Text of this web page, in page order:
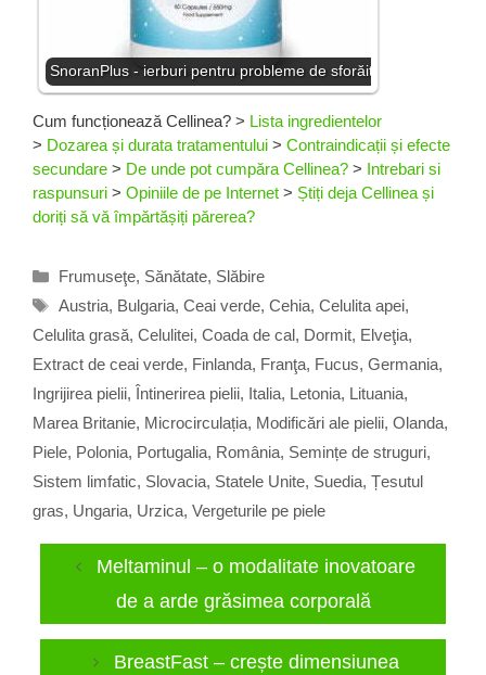
SnoranPlus - ierburi pentru probleme de sforăit
Cum funcționează Cellinea? > Lista ingredientelor
> Dozarea și durata tratamentului > Contraindicații și efecte
secundare > De unde pot cumpăra Cellinea? > Intrebari si
raspunsuri > Opiniile de pe Internet > Știți deja Cellinea și
doriți să vă împărtășiți părerea?
Categorii
Frumuseţe, Sănătate, Slăbire
Etichete
Austria, Bulgaria, Ceai verde, Cehia, Celulita apei,
Celulita grasă, Celulitei, Coada de cal, Dormit, Elveţia,
Extract de ceai verde, Finlanda, Franţa, Fucus, Germania,
Ingrijirea pielii, Întinerirea pielii, Italia, Letonia, Lituania,
Marea Britanie, Microcirculația, Modificări ale pielii, Olanda,
Piele, Polonia, Portugalia, România, Semințe de struguri,
Sistem limfatic, Slovacia, Statele Unite, Suedia, Țesutul
gras, Ungaria, Urzica, Vergeturile pe piele
Meltaminul – o modalitate inovatoare
de a arde grăsimea corporală
BreastFast – crește dimensiunea